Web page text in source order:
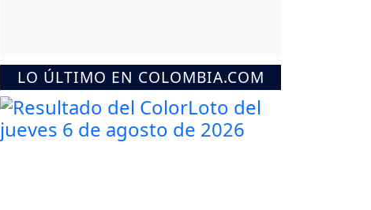
LO ÚLTIMO EN COLOMBIA.COM